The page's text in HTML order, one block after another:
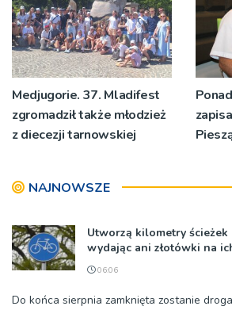
Medjugorie. 37. Mladifest
zgromadził także młodzież
z diecezji tarnowskiej
NAJNOWSZE
Utworzą kilometry
wydając ani złotówki na
06:06
Do końca sierpnia zamknięta zostanie